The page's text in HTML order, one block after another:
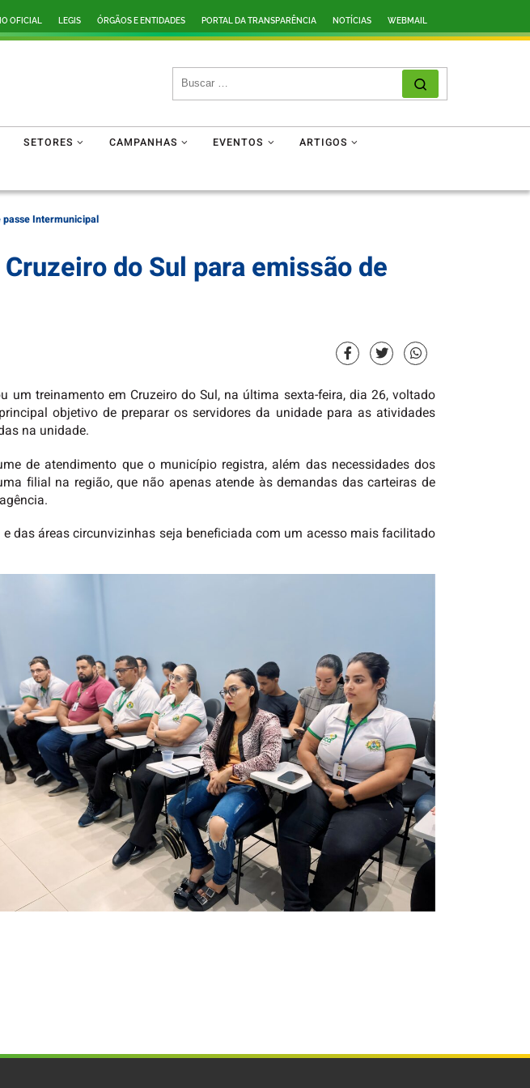
OFICIAL LEGIS ÓRGÃOS E ENTIDADES PORTAL DA TRANSPARÊNCIA NOTÍCIAS WEBMAIL
SEARCH
SETORES CAMPANHAS EVENTOS ARTIGOS
passe Intermunicipal
do Sul para emissão de
um treinamento em Cruzeiro do Sul, na última sexta-feira, dia 26, voltado
objetivo de preparar os servidores da unidade para as atividades
na unidade.
de atendimento que o município registra, além das necessidades dos
filial na região, que não apenas atende às demandas das carteiras de
das áreas circunvizinhas seja beneficiada com um acesso mais facilitado